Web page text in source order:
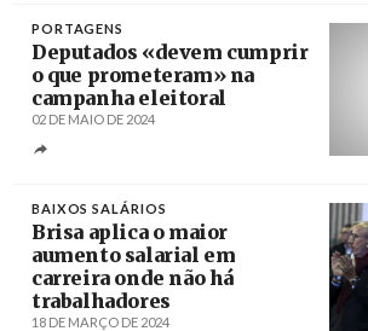
PORTAGENS
Deputados «devem cumprir
o que prometeram» na
campanha eleitoral
02 DE MAIO DE 2024
BAIXOS SALÁRIOS
Brisa aplica o maior
aumento salarial em
carreira onde não há
trabalhadores
18 DE MARÇO DE 2024